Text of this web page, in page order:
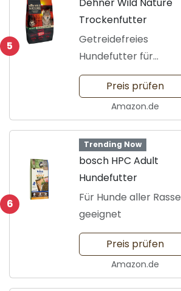
5
Dehner Wild Nature
Trockenfutter
Getreidefreies
Hundefutter für
Erwachsene
Preis prüfen
Amazon.de
6
Trending Now
bosch HPC Adult
Hundefutter
Für Hunde aller
geeignet
Preis prüfen
Amazon.de